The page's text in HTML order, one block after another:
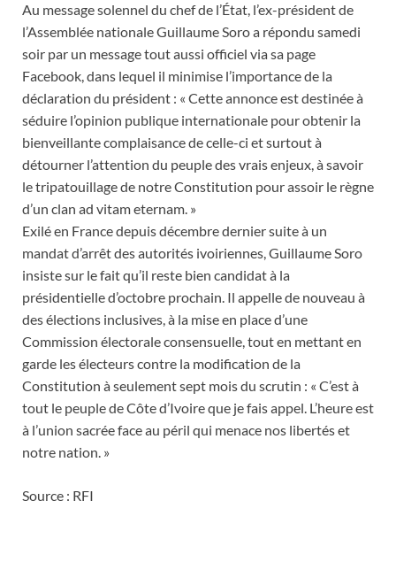
Au message solennel du chef de l’État, l’ex-président de
l’Assemblée nationale Guillaume Soro a répondu samedi
soir par un message tout aussi officiel via sa page
Facebook, dans lequel il minimise l’importance de la
déclaration du président : « Cette annonce est destinée à
séduire l’opinion publique internationale pour obtenir la
bienveillante complaisance de celle-ci et surtout à
détourner l’attention du peuple des vrais enjeux, à savoir
le tripatouillage de notre Constitution pour assoir le règne
d’un clan ad vitam eternam. »
Exilé en France depuis décembre dernier suite à un
mandat d’arrêt des autorités ivoiriennes, Guillaume Soro
insiste sur le fait qu’il reste bien candidat à la
présidentielle d’octobre prochain. Il appelle de nouveau à
des élections inclusives, à la mise en place d’une
Commission électorale consensuelle, tout en mettant en
garde les électeurs contre la modification de la
Constitution à seulement sept mois du scrutin : « C’est à
tout le peuple de Côte d’Ivoire que je fais appel. L’heure est
à l’union sacrée face au péril qui menace nos libertés et
notre nation. »
Source : RFI